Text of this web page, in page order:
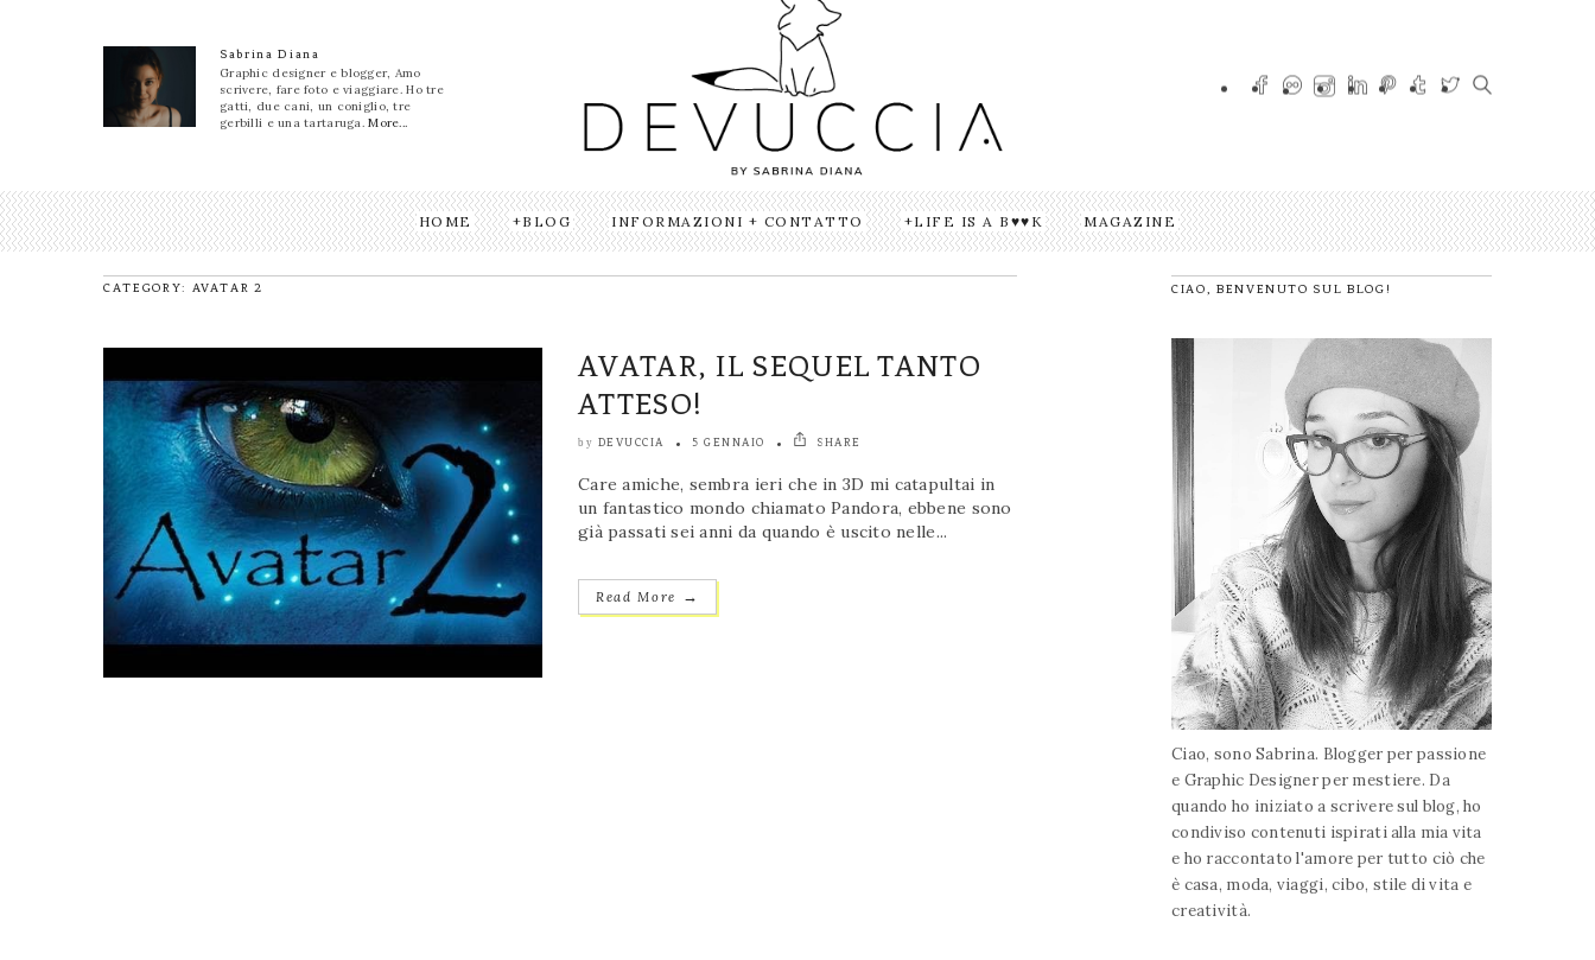
Sabrina Diana
Graphic designer e blogger, Amo
scrivere, fare foto e viaggiare. Ho tre
gatti, due cani, un coniglio, tre
gerbilli e una tartaruga.More...
HOME BLOG INFORMAZIONI + CONTATTO LIFE IS A B♥♥K MAGAZINE
CATEGORY: AVATAR 2
AVATAR, IL SEQUEL TANTO
ATTESO!
by DEVUCCIA 5 GENNAIO SHARE
Care amiche, sembra ieri che in 3D mi catapultai in
un fantastico mondo chiamato Pandora, ebbene sono
già passati sei anni da quando è uscito nelle...
Read More →
CIAO, BENVENUTO SUL BLOG!
Ciao, sono Sabrina. Blogger per passione
e Graphic Designer per mestiere. Da
quando ho iniziato a scrivere sul blog, ho
condiviso contenuti ispirati alla mia vita
e ho raccontato l'amore per tutto ciò che
è casa, moda, viaggi, cibo, stile di vita e
creatività.